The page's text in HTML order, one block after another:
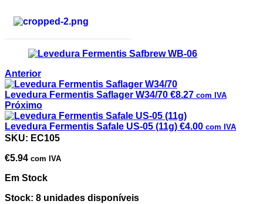
Anterior
Levedura Fermentis Saflager W34/70 €8.27 com IVA
Próximo
Levedura Fermentis Safale US-05 (11g) €4.00 com IVA
SKU: EC105
€5.94 com IVA
Em Stock
Stock: 8 unidades disponíveis